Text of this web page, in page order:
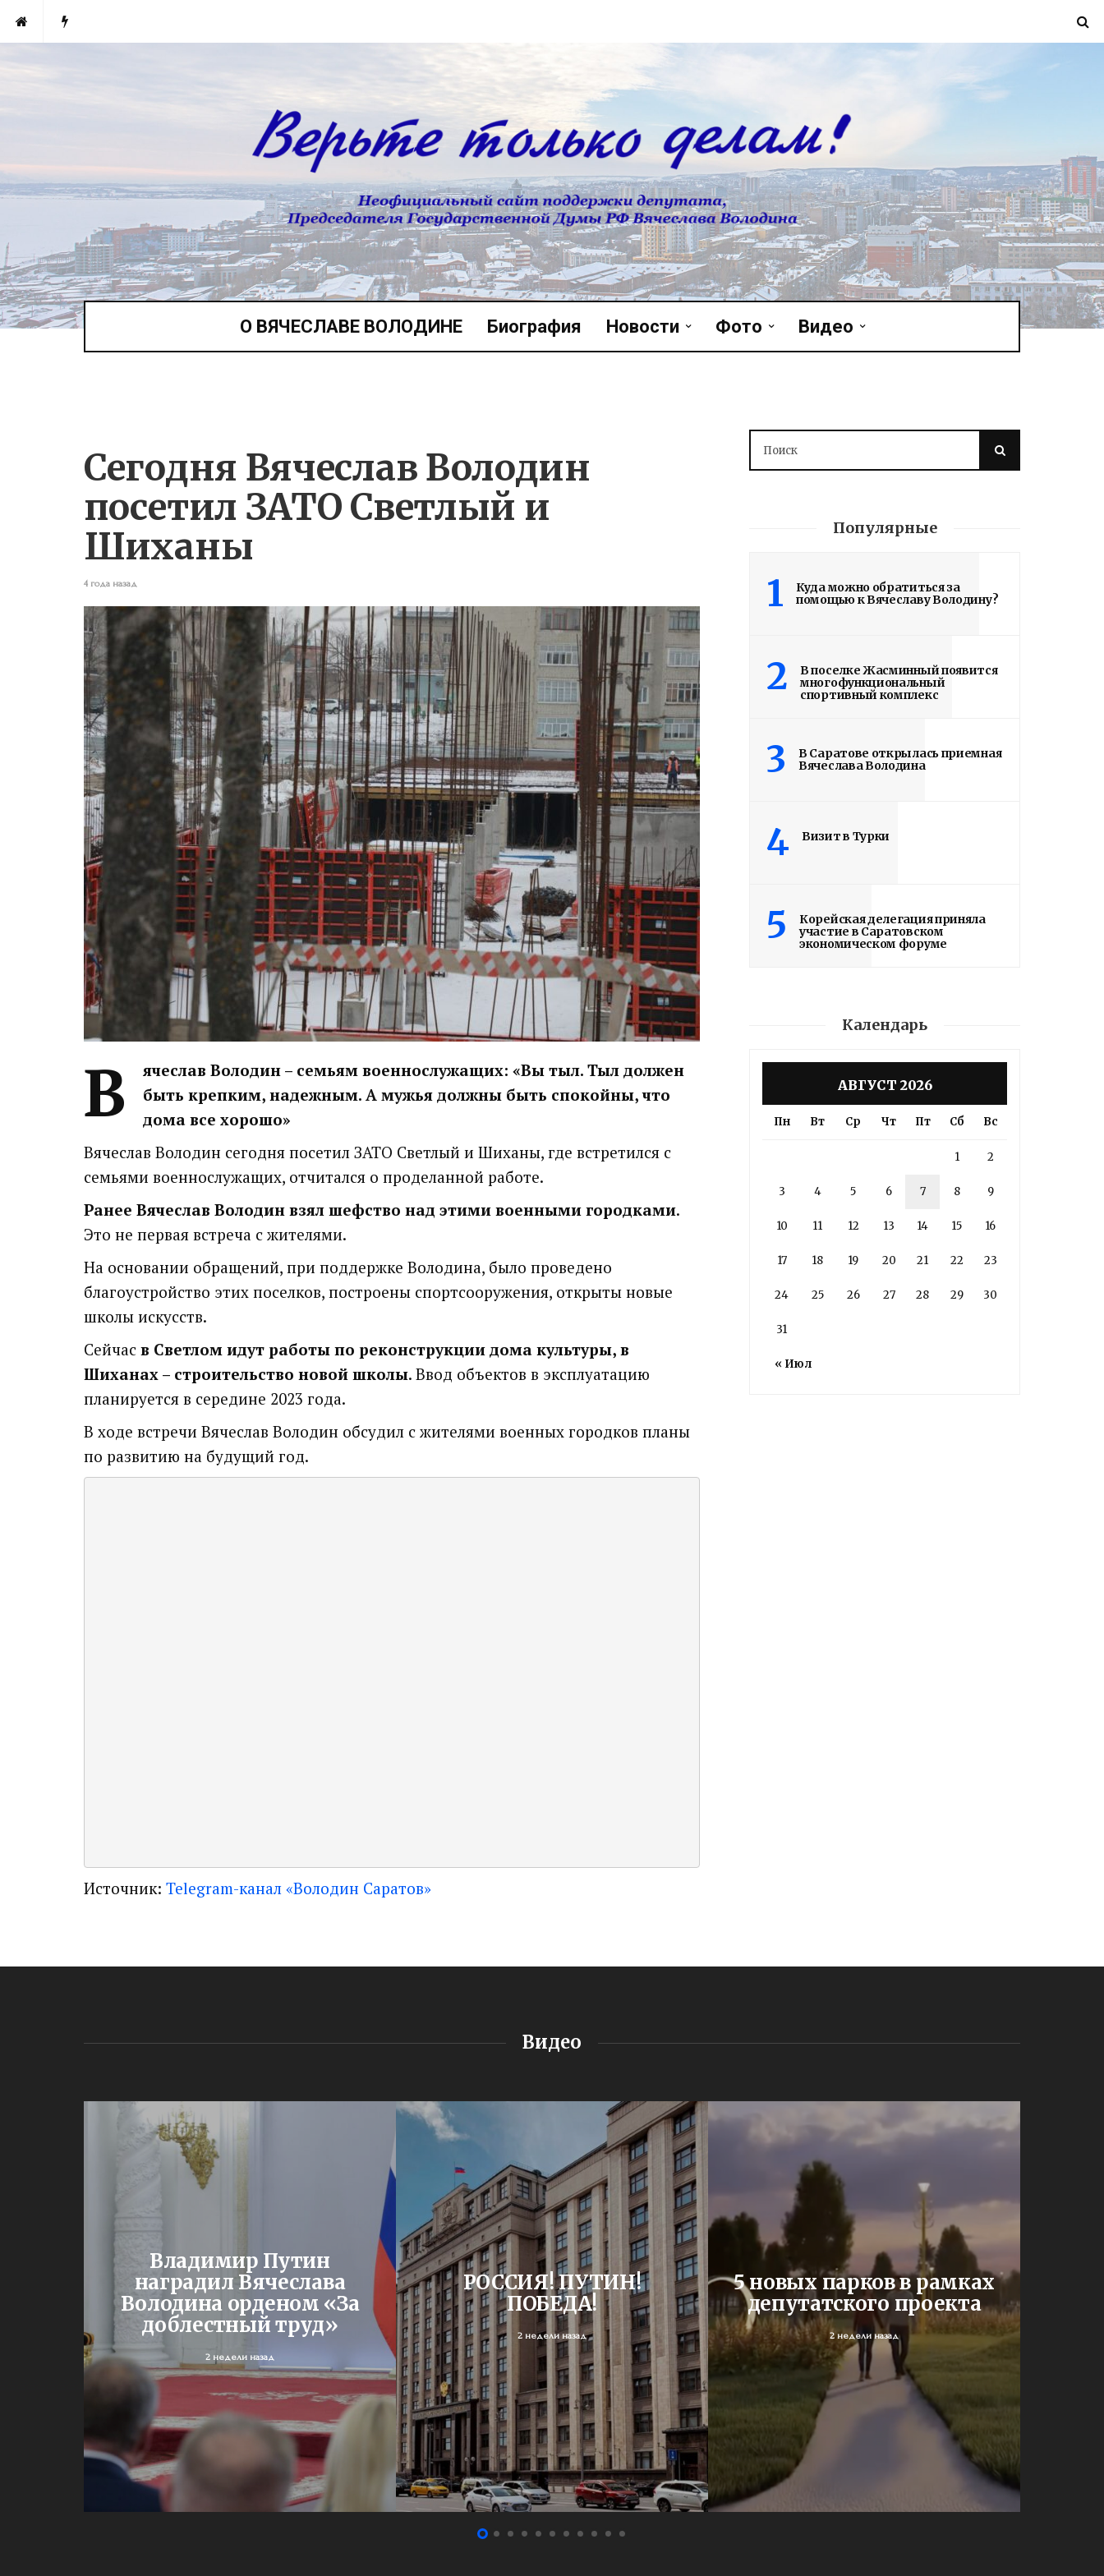
О ВЯЧЕСЛАВЕ ВОЛОДИНЕ Биография Новости Фото Видео
Сегодня Вячеслав Володин
посетил ЗАТО Светлый и
Шиханы
4 года назад
В
ячеслав Володин – семьям военнослужащих: «Вы тыл. Тыл должен
быть крепким, надежным. А мужья должны быть спокойны, что
дома все хорошо»
Вячеслав Володин сегодня посетил ЗАТО Светлый и Шиханы, где встретился с
семьями военнослужащих, отчитался о проделанной работе.
Ранее Вячеслав Володин взял шефство над этими военными городками.
Это не первая встреча с жителями.
На основании обращений, при поддержке Володина, было проведено
благоустройство этих поселков, построены спортсооружения, открыты новые
школы искусств.
Сейчас в Светлом идут работы по реконструкции дома культуры, в
Шиханах – строительство новой школы. Ввод объектов в эксплуатацию
планируется в середине 2023 года.
В ходе встречи Вячеслав Володин обсудил с жителями военных городков планы
по развитию на будущий год.
Источник: Telegram-канал «Володин Саратов»
Популярные
1
Куда можно обратиться за
помощью к Вячеславу Володину?
2
В поселке Жасминный появится
многофункциональный
спортивный комплекс
3
В Саратове открылась приемная
Вячеслава Володина
4 Визит в Турки
5
Корейская делегация приняла
участие в Саратовском
экономическом форуме
Календарь
АВГУСТ 2026
Пн Вт Ср Чт Пт Сб Вс
« Июл
1 2
3 4 5 6 7 8 9
10 11 12 13 14 15 16
17 18 19 20 21 22 23
24 25 26 27 28 29 30
31
Видео
Владимир Путин
наградил Вячеслава
Володина орденом «За
доблестный труд»
2 недели назад
РОССИЯ! ПУТИН!
ПОБЕДА!
2 недели назад
5 новых парков в рамках
депутатского проекта
2 недели назад
здания колледжа
радиоэлектроники
им. Яблочкова СГУ